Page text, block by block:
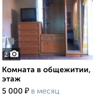
2
Комната в общежитии,
этаж
5 000 ₽ в месяц